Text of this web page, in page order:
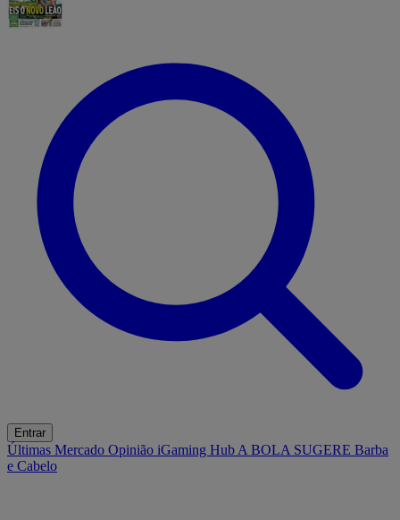
Entrar
Últimas Mercado Opinião iGaming Hub A BOLA SUGERE Barba
e Cabelo